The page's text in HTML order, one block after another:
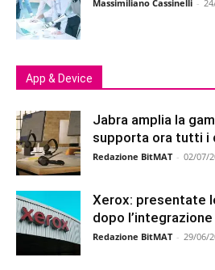
Massimiliano Cassinelli -
App & Device
Jabra amplia la
supporta ora tutti i
Redazione BitMAT - 02/07/
Xerox: presentate
dopo
Redazione BitMAT - 29/06/